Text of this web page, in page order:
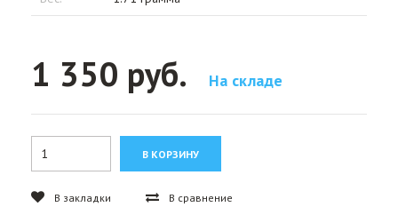
1 350 руб. На складе
В закладки В сравнение